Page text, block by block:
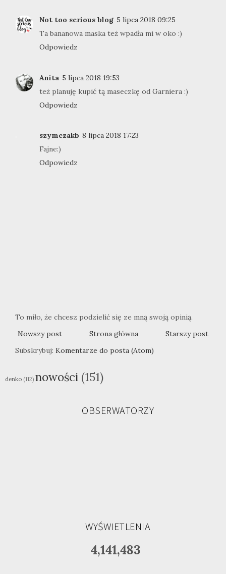
Not too serious blog 5 lipca 2018 09:25
Ta bananowa maska też wpadła mi w oko :)
Odpowiedz
Anita 5 lipca 2018 19:53
też planuję kupić tą maseczkę od Garniera :)
Odpowiedz
szymczakb 8 lipca 2018 17:23
Fajne:)
Odpowiedz
To miło, że chcesz podzielić się ze mną swoją opinią.
Nowszy post
Starszy post
Strona główna
Subskrybuj: Komentarze do posta (Atom)
denko (112) nowości (151)
OBSERWATORZY
WYŚWIETLENIA
4,141,483